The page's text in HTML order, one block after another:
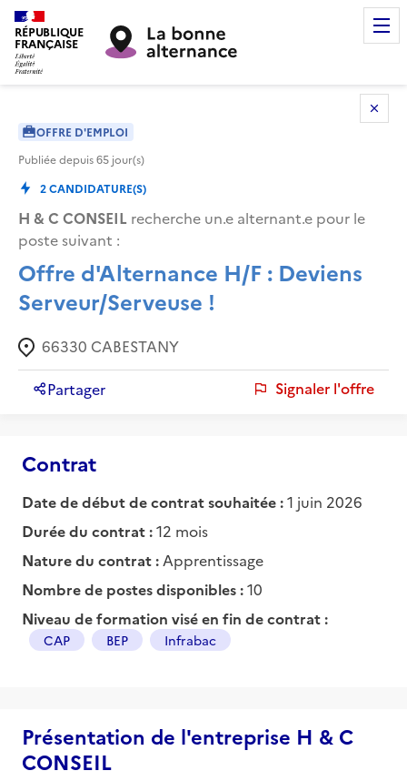
RÉPUBLIQUE
FRANÇAISE
OFFRE D'EMPLOI
Publiée depuis65 jour(s)
2CANDIDATURE(S)
H & C CONSEIL recherche un.e alternant.e pour le
poste suivant :
Offre d'Alternance H/F : Deviens
Serveur/Serveuse !
66330 CABESTANY
Partager Signaler l'offre
Contrat
Date de début de contrat souhaitée :1 juin 2026
Durée du contrat :12 mois
Nature du contrat : Apprentissage
Nombre de postes disponibles :10
Niveau de formation visé en fin de contrat :
CAP BEP Infrabac
Présentation de l'entreprise H & C
CONSEIL